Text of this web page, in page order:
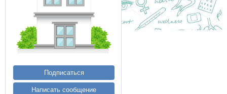
Подписаться
Написать сообщение